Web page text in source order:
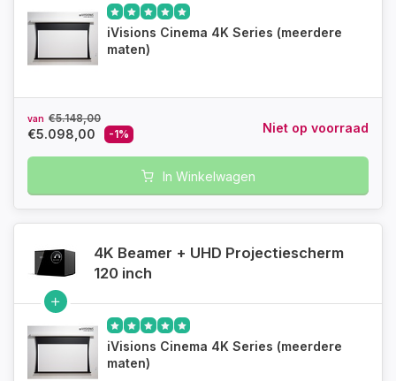
iVisions Cinema 4K Series (meerdere
maten)
van €5.148,00
€5.098,00 -1% Niet op voorraad
In Winkelwagen
4K Beamer + UHD Projectiescherm
120 inch
iVisions Cinema 4K Series (meerdere
maten)